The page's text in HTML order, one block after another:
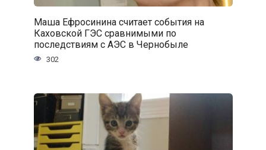
Маша Ефросинина считает события на
Каховской ГЭС сравнимыми по
последствиям с АЭС в Чернобыле
302